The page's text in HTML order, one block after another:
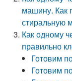
машину. Как
стиральную
Как одному
правильно
Готовим
Готовим